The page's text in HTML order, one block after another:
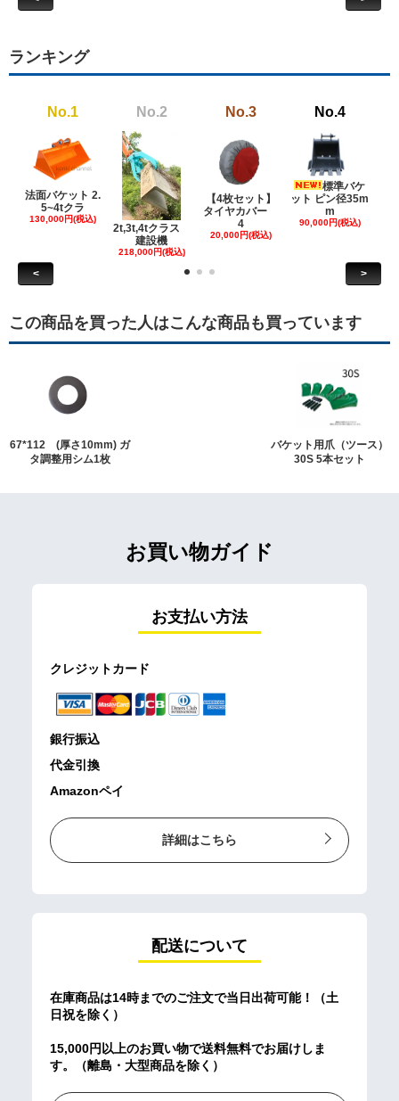
ランキング
No.1
法面バケット 2.
5~4tクラ
130,000円(税込)
No.2
2t,3t,4tクラス
建設機
218,000円(税込)
No.3
【4枚セット】
タイヤカバー
4
20,000円(税込)
No.4
標準バケ
ット ピン径35m
m
90,000円(税込)
< >
この商品を買った人はこんな商品も買っています
67*112 (厚さ10mm) ガ
タ調整用シム1枚
バケット用爪（ツース）
30S 5本セット
お買い物ガイド
お支払い方法
クレジットカード
銀行振込
代金引換
Amazonペイ
詳細はこちら
配送について
在庫商品は14時までのご注文で当日出荷可能！（土
日祝を除く）
15,000円以上のお買い物で送料無料でお届けしま
す。（離島・大型商品を除く）